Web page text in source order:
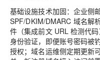
基础设施技术加固：企业侧
SPF/DKIM/DMARC 域名解
件（集成前文 URL 检测代
身份验证，即便账号密码被
授权；域名运维侧定期更新